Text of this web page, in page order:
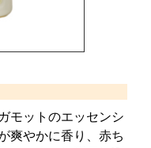
モットのエッセンシ
爽やかに香り、赤ち